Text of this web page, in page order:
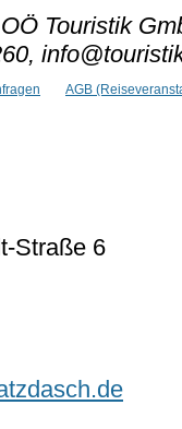
OÖ Touristik
AGB
Straße 6